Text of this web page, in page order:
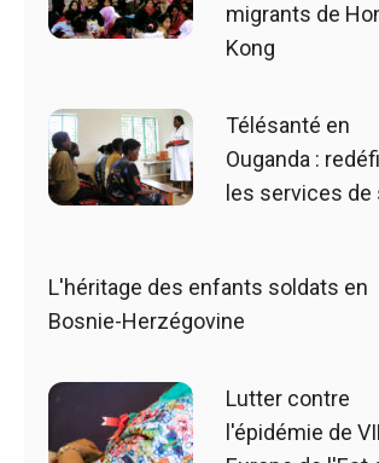
migrants de
Kong
Télésanté en
Ouganda :
les services de
L'héritage des enfants soldats en
Bosnie-Herzégovine
Lutter contre
l'épidémie de